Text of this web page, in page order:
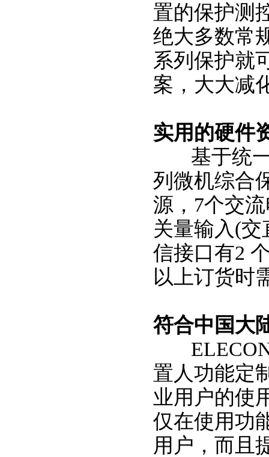
置的保护测
绝大多数常
系列保护就
案，大大减
实用的硬件
基于统一
列微机综合
源，7个交
关量输入(
信接口有2
以上订货时
符合中国大
置人功能定
业用户的使
仅在使用功
用户，而且